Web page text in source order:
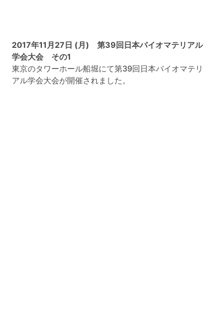
2017年11月27日 (月) 第39回日本バイオマテリアル
学会大会 その1
東京のタワーホール船堀にて第39回日本バイオマテリ
アル学会大会が開催されました。